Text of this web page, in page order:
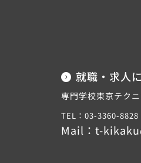
就職・求人
専門学校東京テク
TEL：03-3360-8828
Mail： t-